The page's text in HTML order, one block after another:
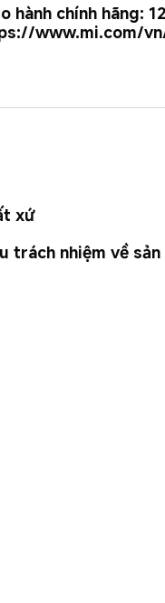
hành chính hãng:
xứ
trách nhiệm về sản